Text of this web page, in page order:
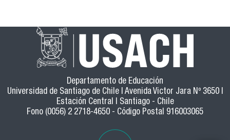
Departamento de Educación
Universidad de Santiago de Chile | Avenida Victor Jara Nº 3650 |
Estación Central | Santiago - Chile
Fono (0056) 2 2718-4650 - Código Postal 916003065